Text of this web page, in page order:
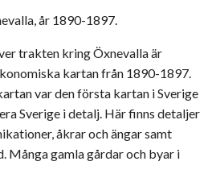
år 1890-1897.
trakten kring Öxnevalla är
kartan från 1890-1897.
var den första kartan i Sverige
Sverige i detalj. Här finns detaljer
åkrar och ängar samt
Många gamla gårdar och byar i